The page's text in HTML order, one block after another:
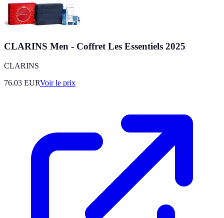
CLARINS Men - Coffret Les Essentiels 2025
CLARINS
76.03 EURVoir le prix